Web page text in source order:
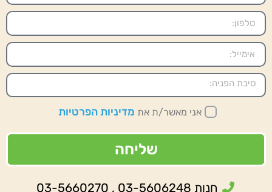
אני מאשר/ת את מדיניות הפרטיות
שליחה
חנות 03-5606248 , 03-5660270